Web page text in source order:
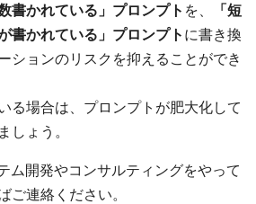
書かれている」プロンプト を、
「短
書かれている」プロンプト に書き換
ションのリスクを抑えることができ
る場合は、プロンプトが肥大化して
しょう。
ム開発やコンサルティングをやって
ご連絡ください。